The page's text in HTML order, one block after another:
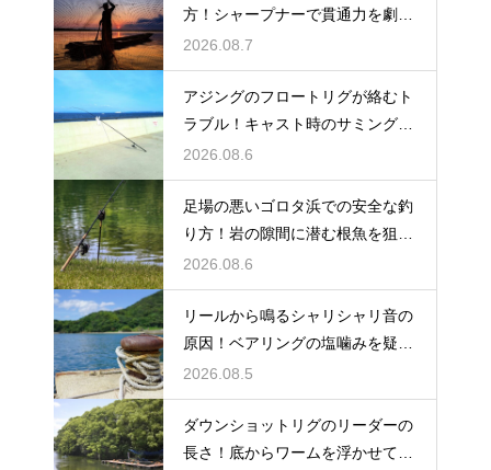
方！シャープナーで貫通力を劇的
に復活
2026.08.7
アジングのフロートリグが絡むト
ラブル！キャスト時のサミングで
防ぐ
2026.08.6
足場の悪いゴロタ浜での安全な釣
り方！岩の隙間に潜む根魚を狙う
仕掛け
2026.08.6
リールから鳴るシャリシャリ音の
原因！ベアリングの塩噛みを疑っ
て洗浄する
2026.08.5
ダウンショットリグのリーダーの
長さ！底からワームを浮かせてア